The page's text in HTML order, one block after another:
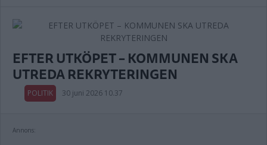
EFTER UTKÖPET – KOMMUNEN SKA
UTREDA REKRYTERINGEN
POLITIK 30 juni 2026 10.37
Annons: